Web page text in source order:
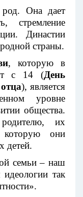
Она дает
стремление
Династии
страны.
, которую в
с 14 (День
), является
уровне
общества.
их
они
детей.
семьи – наш
так